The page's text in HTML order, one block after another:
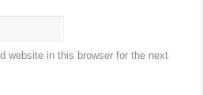
website in this browser for the next